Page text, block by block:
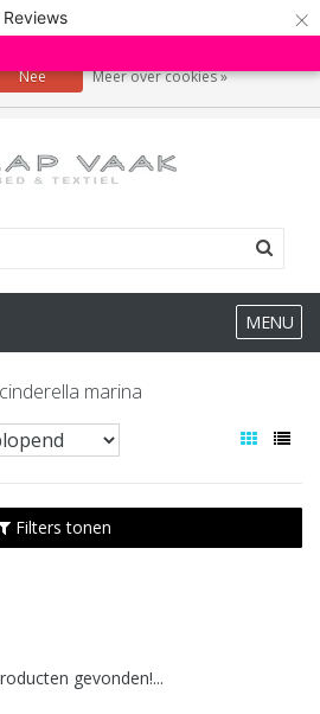
Reviews ×
MENU
marina
Filters tonen
gevonden!...
website te verbeteren. Is dat akkoord?
Nee Meer over cookies »